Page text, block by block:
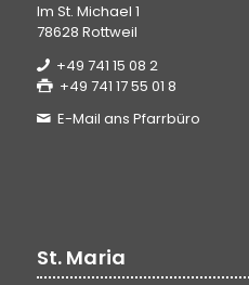
Im St. Michael 1
78628 Rottweil
+49 741 15 08 2
+49 741 17 55 01 8
E-Mail ans Pfarrbüro
St. Maria